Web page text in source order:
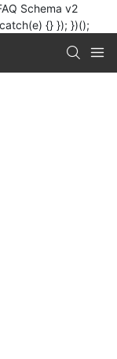
Schema v2
{} }); })();